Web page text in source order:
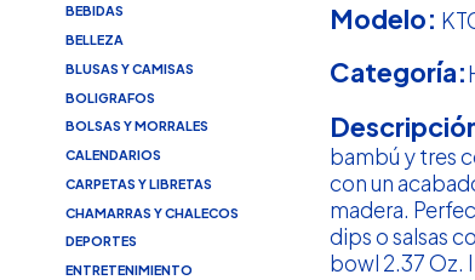
BEBIDAS
BELLEZA
BLUSAS Y CAMISAS
BOLIGRAFOS
BOLSAS Y MORRALES
CALENDARIOS
CARPETAS Y LIBRETAS
CHAMARRAS Y CHALECOS
DEPORTES
ENTRETENIMIENTO
Modelo:
Categoría:
bambú y tres
con un
madera.
dips o salsas
bowl 2.37 Oz.